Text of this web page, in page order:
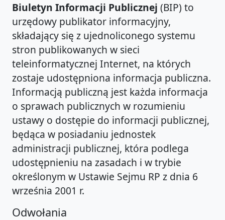
Biuletyn Informacji Publicznej (BIP) to
urzędowy publikator informacyjny,
składający się z ujednoliconego systemu
stron publikowanych w sieci
teleinformatycznej Internet, na których
zostaje udostępniona informacja publiczna.
Informacją publiczną jest każda informacja
o sprawach publicznych w rozumieniu
ustawy o dostępie do informacji publicznej,
będąca w posiadaniu jednostek
administracji publicznej, która podlega
udostępnieniu na zasadach i w trybie
określonym w Ustawie Sejmu RP z dnia 6
września 2001 r.
Odwołania